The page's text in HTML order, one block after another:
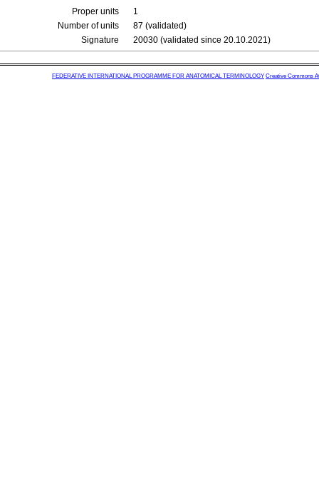
Proper units
1
Number of units
87 (validated)
Signature
20030 (validated since 20.10.2021)
FEDERATIVE INTERNATIONAL PROGRAMME FOR ANATOMICAL TERMINOLOGY Creative Commons